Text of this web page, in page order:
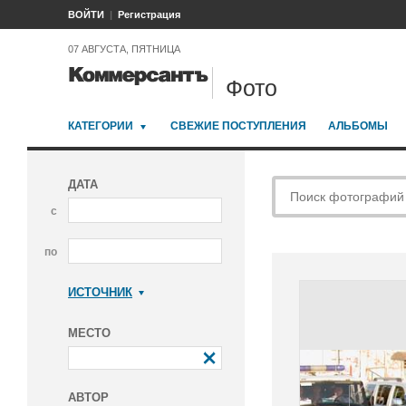
ВОЙТИ Регистрация
07 АВГУСТА, ПЯТНИЦА
Фото
КАТЕГОРИИ СВЕЖИЕ ПОСТУПЛЕНИЯ АЛЬБОМЫ
ДАТА
с
по
ИСТОЧНИК
МЕСТО
АВТОР